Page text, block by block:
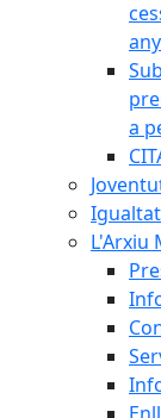
a
L'Arxiu